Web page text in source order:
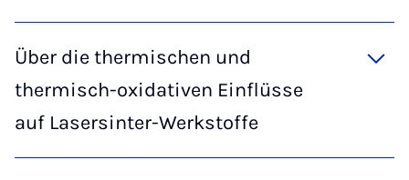
Über die thermischen und
thermisch-oxidativen Einflüsse
auf Lasersinter-Werkstoffe